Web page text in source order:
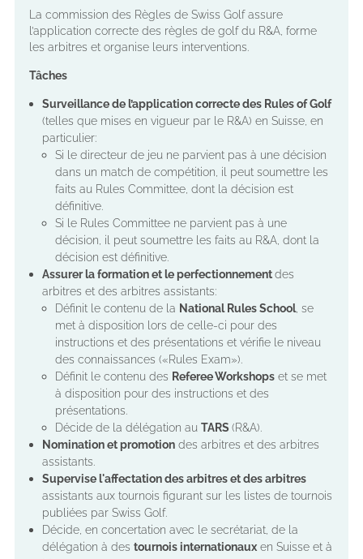
La commission des Règles de Swiss Golf assure
l’application correcte des règles de golf du R&A, forme
les arbitres et organise leurs interventions.
Tâches
Surveillance de l’application correcte des Rules of Golf
(telles que mises en vigueur par le R&A) en Suisse, en
particulier:
Si le directeur de jeu ne parvient pas à une décision
dans un match de compétition, il peut soumettre les
faits au Rules Committee, dont la décision est
définitive.
Si le Rules Committee ne parvient pas à une
décision, il peut soumettre les faits au R&A, dont la
décision est définitive.
Assurer la formation et le perfectionnementdes
arbitres et des arbitres assistants:
Définit le contenu de la National Rules School, se
met à disposition lors de celle-ci pour des
instructions et des présentations et vérifie le niveau
des connaissances («Rules Exam»).
Définit le contenu des Referee Workshopset se met
à disposition pour des instructions et des
présentations.
Décide de la délégation au TARS (R&A).
Nomination et promotiondes arbitres et des arbitres
assistants.
Supervise l'affectation des arbitres et des arbitres
assistants aux tournois figurant sur les listes de tournois
publiées par Swiss Golf.
Décide, en concertation avec le secrétariat, de la
délégation à des tournois internationauxen Suisse et à